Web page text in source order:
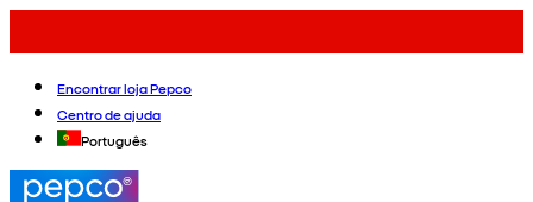
Encontrar loja Pepco
Centro de ajuda
Português